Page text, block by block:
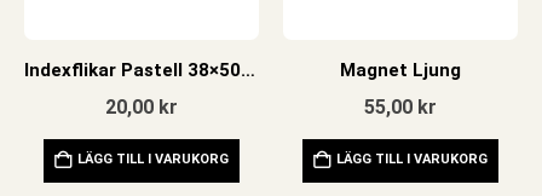
Indexflikar Pastell 38×50 3-färger
20,00 kr
LÄGG TILL I VARUKORG
Magnet Ljung
55,00 kr
LÄGG TILL I VARUKORG